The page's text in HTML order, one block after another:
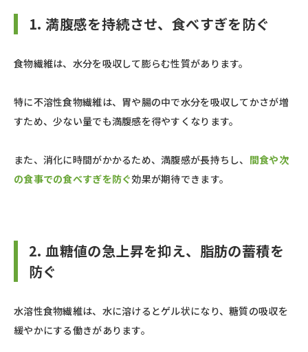
1. 満腹感を持続させ、食べすぎを防ぐ
食物繊維は、水分を吸収して膨らむ性質があります。
特に不溶性食物繊維は、胃や腸の中で水分を吸収してかさが増
すため、少ない量でも満腹感を得やすくなります。
また、消化に時間がかかるため、満腹感が長持ちし、 間食や次
の食事での食べすぎを防ぐ効果が期待できます。
2. 血糖値の急上昇を抑え、脂肪の蓄積を
防ぐ
水溶性食物繊維は、水に溶けるとゲル状になり、糖質の吸収を
緩やかにする働きがあります。